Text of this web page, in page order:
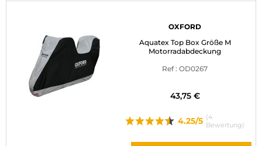
OXFORD
Aquatex Top Box Größe M
Motorradabdeckung
Ref : OD0267
43,75 €
4.25/5 (4
Bewertung)